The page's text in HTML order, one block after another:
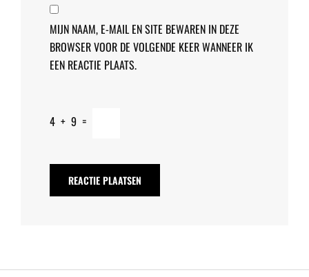
MIJN NAAM, E-MAIL EN SITE BEWAREN IN DEZE
BROWSER VOOR DE VOLGENDE KEER WANNEER IK
EEN REACTIE PLAATS.
4 + 9 =